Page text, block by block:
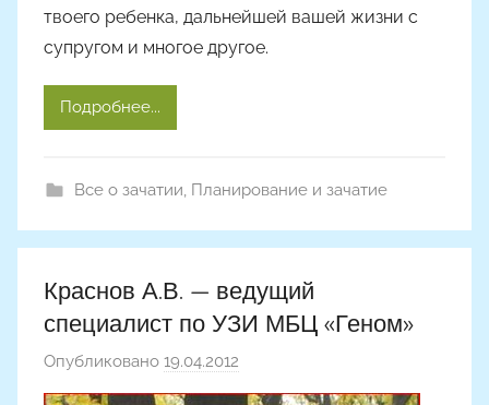
твоего ребенка, дальнейшей вашей жизни с
супругом и многое другое.
Подробнее...
Все о зачатии, Планирование и зачатие
Краснов А.В. — ведущий
специалист по УЗИ МБЦ «Геном»
Опубликовано 19.04.2012
в